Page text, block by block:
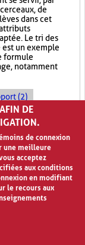
de
dans cet
Le tri des
un exemple
formule
notamment
(2)
DE
de connexion
une meilleure
acceptez
aux conditions
en modifiant
le recours aux